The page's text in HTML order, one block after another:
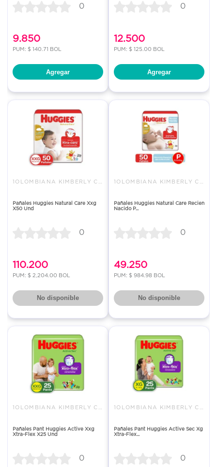
0
9.850
PUM: $ 140.71 BOL
Agregar
0
12.500
PUM: $ 125.00 BOL
Agregar
Pañales Huggies Natural Care Xxg
X50 Und
0
110.200
PUM: $ 2,204.00 BOL
No disponible
Pañales Huggies Natural Care Recien
Nacido P...
0
49.250
PUM: $ 984.98 BOL
No disponible
Pañales Pant Huggies Active Xxg
Xtra-Flex X25 Und
0
Pañales Pant Huggies Active Sec Xg
Xtra-Flex...
0